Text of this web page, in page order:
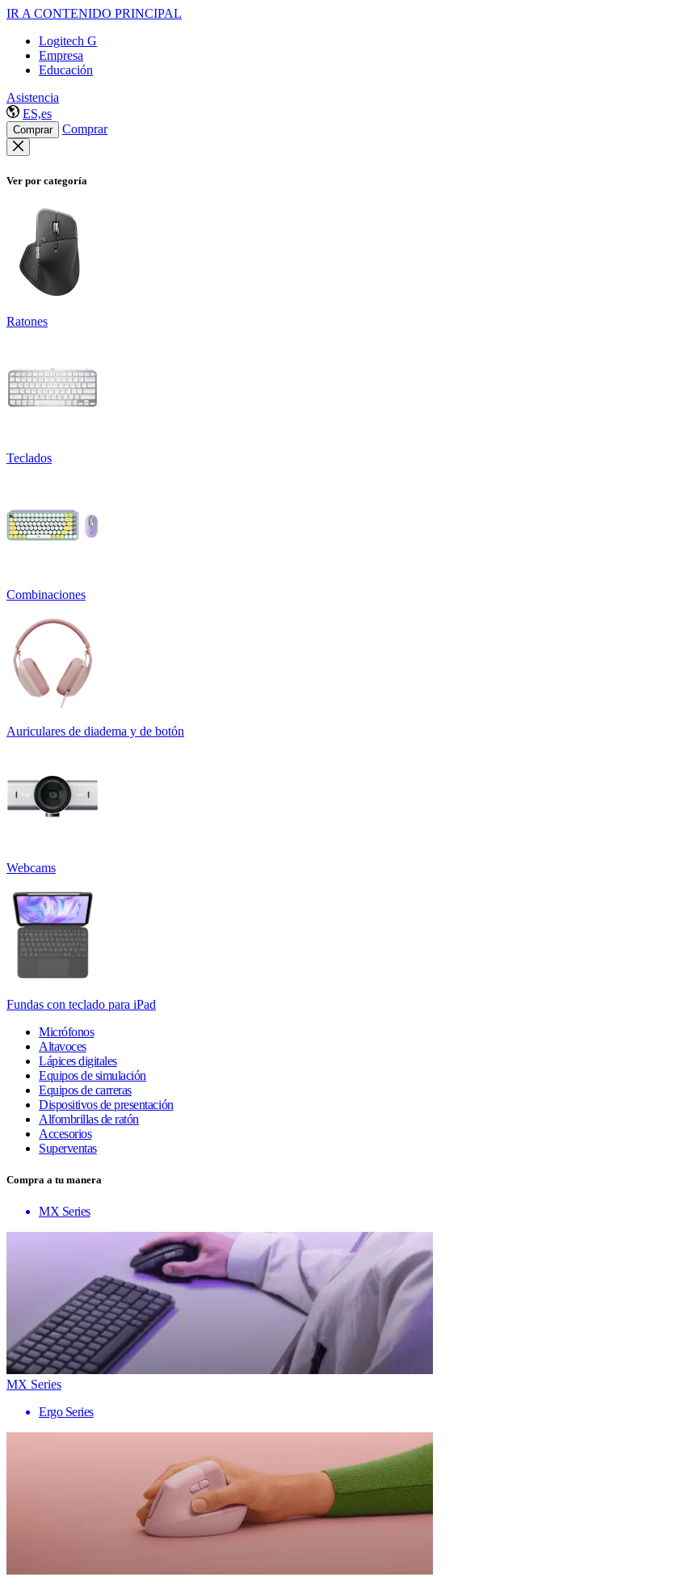
IR A CONTENIDO PRINCIPAL
Logitech G
Empresa
Educación
Asistencia
ES,es
Comprar Comprar
Ver por categoría
Ratones
Teclados
Combinaciones
Auriculares de diadema y de botón
Webcams
Fundas con teclado para iPad
Micrófonos
Altavoces
Lápices digitales
Equipos de simulación
Equipos de carreras
Dispositivos de presentación
Alfombrillas de ratón
Accesorios
Superventas
Compra a tu manera
MX Series
MX Series
Ergo Series